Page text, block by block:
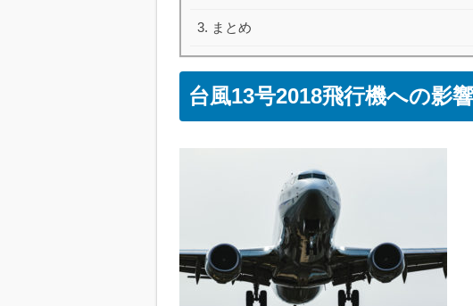
まとめ
台風13号2018飛行機への影